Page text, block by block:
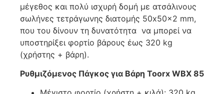
μέγεθος και πολύ ισχυρή δομή με ατσάλινους
σωλήνες τετράγωνης διατομής 50x50x2 mm,
που του δίνουν τη δυνατότητα να μπορεί να
υποστηρίξει φορτίο βάρους έως 320 kg
(χρήστης + βάρη).
Ρυθμιζόμενος Πάγκος για Βάρη Toorx WBX 85